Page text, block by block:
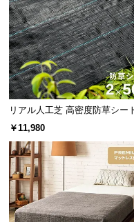
業
情
報
1000時間のUV耐久性
専用の機械で1000
ました。日光によ
工ラタンです。
美しい輝きを放つ
リアル人工芝 高密度防草シー
50m
￥11,980